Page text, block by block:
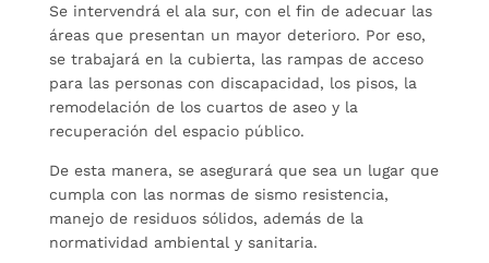
Se intervendrá el ala sur, con el fin de adecuar las
áreas que presentan un mayor deterioro. Por eso,
se trabajará en la cubierta, las rampas de acceso
para las personas con discapacidad, los pisos, la
remodelación de los cuartos de aseo y la
recuperación del espacio público.
De esta manera, se asegurará que sea un lugar que
cumpla con las normas de sismo resistencia,
manejo de residuos sólidos, además de la
normatividad ambiental y sanitaria.